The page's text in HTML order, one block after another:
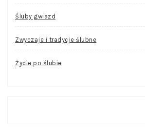
Śluby gwiazd
Zwyczaje i tradycje ślubne
Życie po ślubie